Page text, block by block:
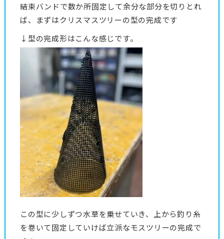
結束バンドで数か所固定して余分な部分を切りとれ
ば、まずはクリスマスツリーの型の完成です
↓型の完成形はこんな感じです。
この型に少しずつ水草を乗せていき、上から釣り糸
を巻いて固定していけば立派なモスツリーの完成で